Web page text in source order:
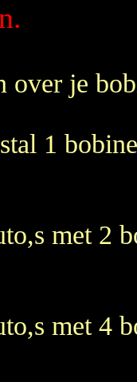
over je
1
met 2
met 4